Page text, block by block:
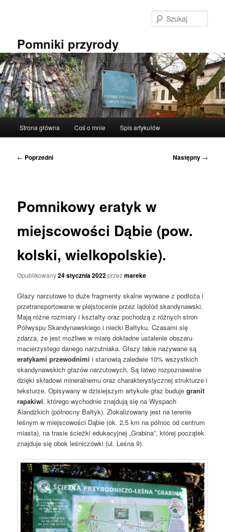
Pomniki przyrody
Strona główna Coś o mnie Spis artykułów
Nawigacja
← Poprzedni Następny →
Pomnikowy eratyk w
miejscowości Dąbie (pow.
kolski, wielkopolskie).
Opublikowany24 stycznia 2022przezmareke
Głazy narzutowe to duże fragmenty skalne wyrwane z podłoża i
przetransportowane w plejstocenie przez lądolód skandynawski.
Mają różne rozmiary i kształty oraz pochodzą z różnych stron
Półwyspu Skandynawskiego i niecki Bałtyku. Czasami się
zdarza, że jest możliwe w miarę dokładne ustalenie obszaru
macierzystego danego narzutniaka. Głazy takie nazywane są
eratykami przewodnimi i stanowią zaledwie 10% wszystkich
skandynawskich głazów narzutowych. Są łatwo rozpoznawalne
dzięki składowi mineralnemu oraz charakterystycznej strukturze i
teksturze. Opisywany w dzisiejszym artykule głaz budujegranit
rapakiwi, którego wychodnie znajdują się na Wyspach
Alandzkich (północny Bałtyk). Zlokalizowany jest na terenie
leśnym w miejscowości Dąbie (ok. 2,5 km na północ od centrum
miasta), na trasie ścieżki edukacyjnej „Grabina”, której początek
znajduje się obok leśniczówki (ul. Leśna 9).